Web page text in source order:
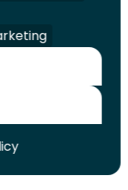
Contact